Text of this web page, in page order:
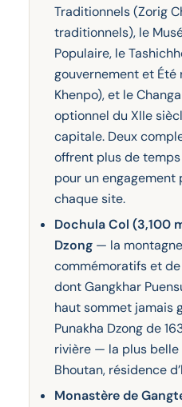
Traditionnels (Zorig
traditionnels), le
Populaire, le
gouvernement et Été
Khenpo), et le
optionnel du XIIe
capitale. Deux
offrent plus de
pour un engagement
chaque site.
Dochula Col (3,100
Dzong— la
commémoratifs et
dont Gangkhar
haut sommet jamais
Punakha Dzong de
rivière — la plus belle
Bhoutan, résidence
Monastère de